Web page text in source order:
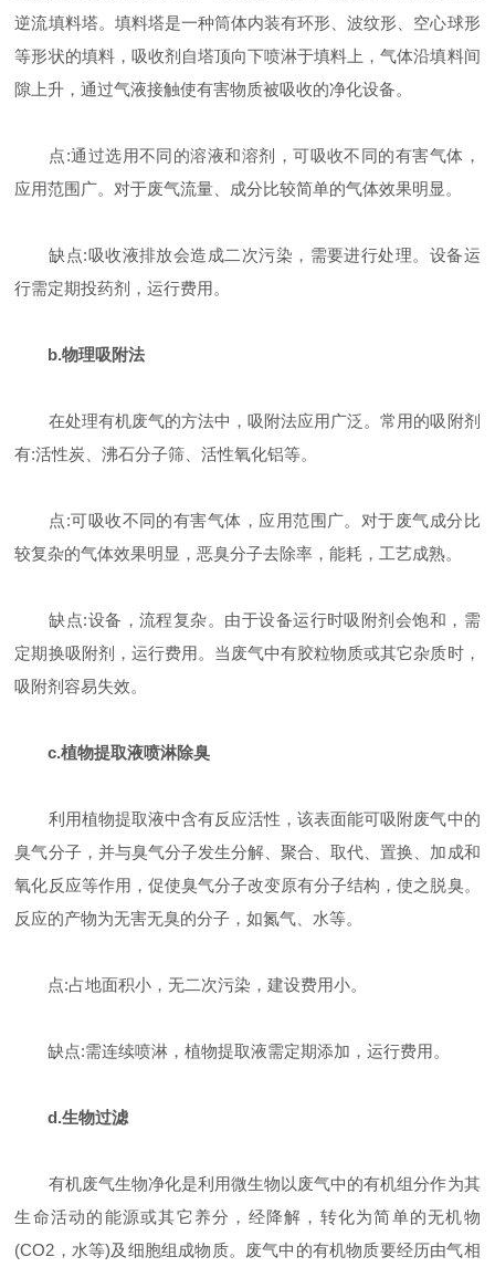
逆流填料塔。填料塔是一种筒体内装有环形、波纹形、空心球形
等形状的填料，吸收剂自塔顶向下喷淋于填料上，气体沿填料间
隙上升，通过气液接触使有害物质被吸收的净化设备。
点:通过选用不同的溶液和溶剂，可吸收不同的有害气体，
应用范围广。对于废气流量、成分比较简单的气体效果明显。
缺点:吸收液排放会造成二次污染，需要进行处理。设备运
行需定期投药剂，运行费用。
b.物理吸附法
在处理有机废气的方法中，吸附法应用广泛。常用的吸附剂
有:活性炭、沸石分子筛、活性氧化铝等。
点:可吸收不同的有害气体，应用范围广。对于废气成分比
较复杂的气体效果明显，恶臭分子去除率，能耗，工艺成熟。
缺点:设备，流程复杂。由于设备运行时吸附剂会饱和，需
定期换吸附剂，运行费用。当废气中有胶粒物质或其它杂质时，
吸附剂容易失效。
c.植物提取液喷淋除臭
利用植物提取液中含有反应活性，该表面能可吸附废气中的
臭气分子，并与臭气分子发生分解、聚合、取代、置换、加成和
氧化反应等作用，促使臭气分子改变原有分子结构，使之脱臭。
反应的产物为无害无臭的分子，如氮气、水等。
点:占地面积小，无二次污染，建设费用小。
缺点:需连续喷淋，植物提取液需定期添加，运行费用。
d.生物过滤
有机废气生物净化是利用微生物以废气中的有机组分作为其
生命活动的能源或其它养分，经降解，转化为简单的无机物
(CO2，水等)及细胞组成物质。废气中的有机物质要经历由气相